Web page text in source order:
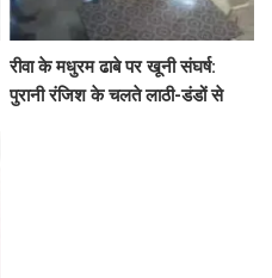
रीवा के मधुरम ढाबे पर खूनी संघर्ष:
पुरानी रंजिश के चलते लाठी-डंडों से